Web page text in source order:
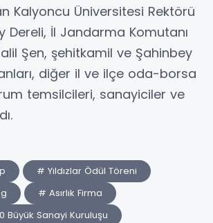
Kalyoncu Üniversitesi Rektörü
Dereli, İl Jandarma Komutanı
Şen, şehitkamil ve Şahinbey
diğer il ve ilçe oda-borsa
temsilcileri, sanayiciler ve
# Yıldızlar Ödül Töreni
# Asırlık Firma
Büyük Sanayi Kuruluşu